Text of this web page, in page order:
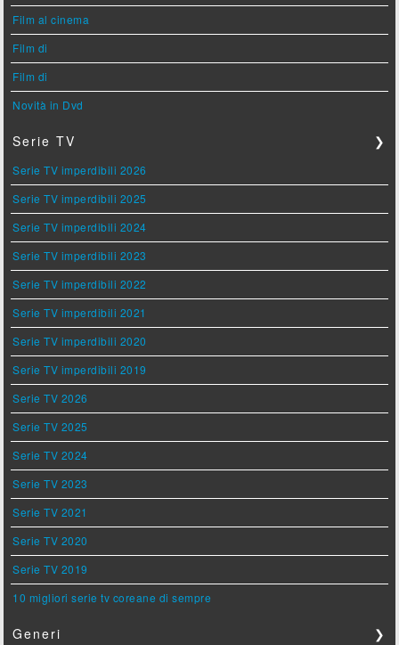
Film al cinema
Film di
Film di
Novità in Dvd
Serie TV ❯
Serie TV imperdibili 2026
Serie TV imperdibili 2025
Serie TV imperdibili 2024
Serie TV imperdibili 2023
Serie TV imperdibili 2022
Serie TV imperdibili 2021
Serie TV imperdibili 2020
Serie TV imperdibili 2019
Serie TV 2026
Serie TV 2025
Serie TV 2024
Serie TV 2023
Serie TV 2021
Serie TV 2020
Serie TV 2019
10 migliori serie tv coreane di sempre
Generi ❯